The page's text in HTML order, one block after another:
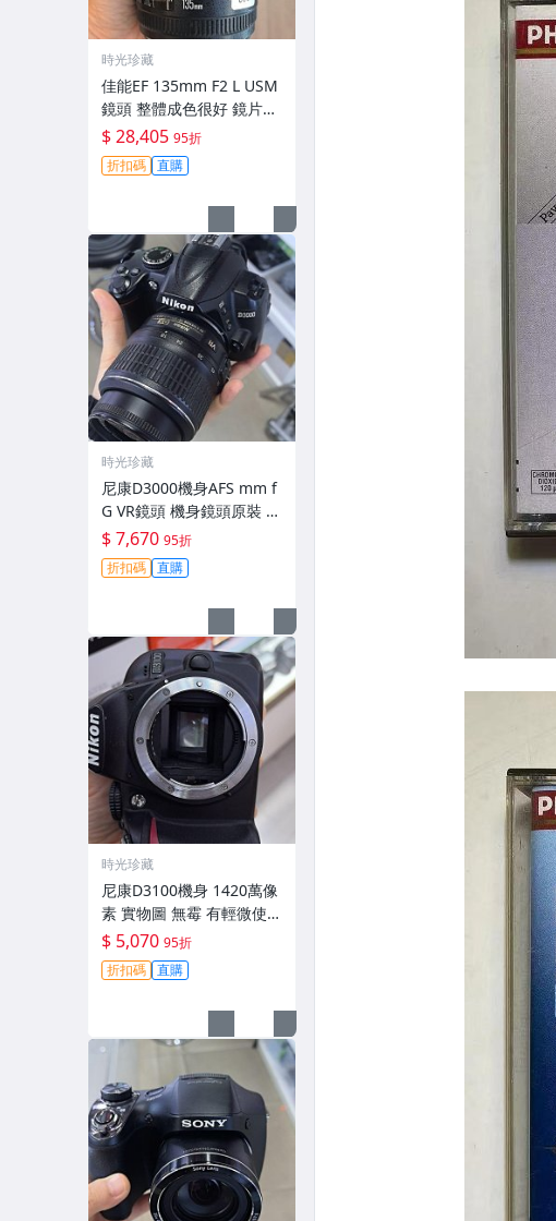
時光珍藏
佳能EF 135mm F2 L USM
鏡頭 整體成色很好 鏡片完
美無劃痕 功能一切正常 無
拆修無-3430
$ 28,405 95折
折扣碼 直購
時光珍藏
尼康D3000機身AFS mm f
G VR鏡頭 機身鏡頭原裝 無
拆修無翻新 有輕微使用痕
跡 鏡頭-3430
$ 7,670 95折
折扣碼 直購
時光珍藏
尼康D3100機身 1420萬像
素 實物圖 無霉 有輕微使用
痕跡 機身原裝 無拆修無翻
新 臨-343
$ 5,070 95折
折扣碼 直購